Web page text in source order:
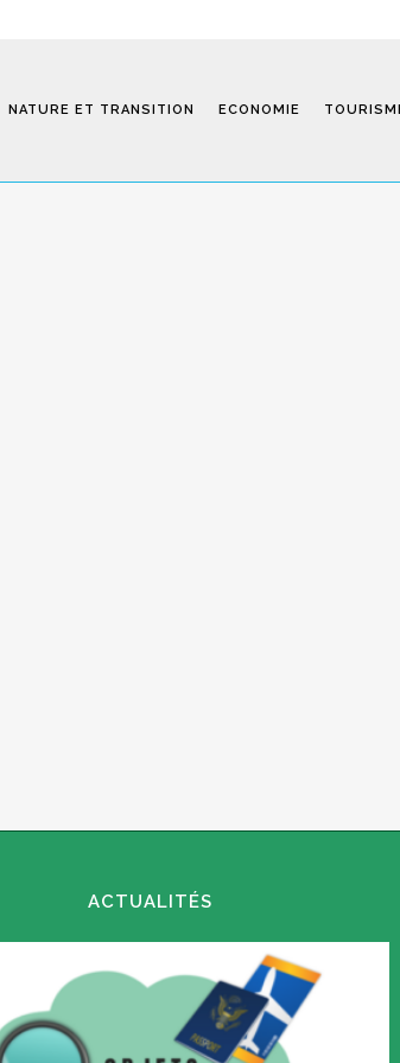
NATURE ET TRANSITION ECONOMIE
ACTUALITÉS